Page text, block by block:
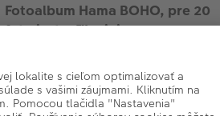
Fotoalbum Hama BOHO, pre 20
foto instax™ mini
Pre 20 fotografií instax™ mini
Rozmery: 9 x 11 cm